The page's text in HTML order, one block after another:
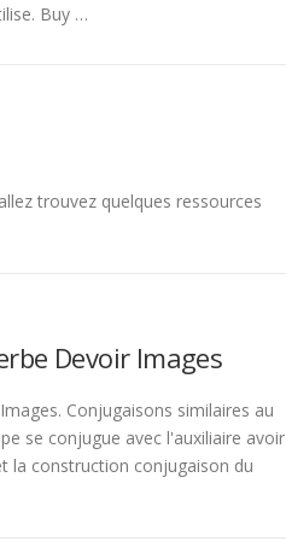
Buy …
trouvez quelques ressources
Devoir Images
Conjugaisons similaires au
se conjugue avec l'auxiliaire avoir
la construction conjugaison du